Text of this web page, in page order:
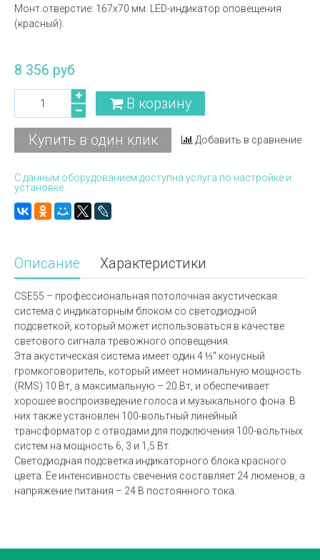
Монт.отверстие: 167х70 мм. LED-индикатор оповещения
(красный).
8 356 руб
В корзину
Купить в один клик Добавить в сравнение
С данным оборудованием доступна услуга по настройке и
установке.
Описание Характеристики
CSE55 – профессиональная потолочная акустическая
система с индикаторным блоком со светодиодной
подсветкой, который может использоваться в качестве
светового сигнала тревожного оповещения.
Эта акустическая система имеет один 4 ⅓" конусный
громкоговоритель, который имеет номинальную мощность
(RMS) 10 Вт, а максимальную – 20 Вт, и обеспечивает
хорошее воспроизведение голоса и музыкального фона. В
них также установлен 100-вольтный линейный
трансформатор с отводами для подключения 100-вольтных
систем на мощность 6, 3 и 1,5 Вт.
Светодиодная подсветка индикаторного блока красного
цвета. Ее интенсивность свечения составляет 24 люменов, а
напряжение питания – 24 В постоянного тока.